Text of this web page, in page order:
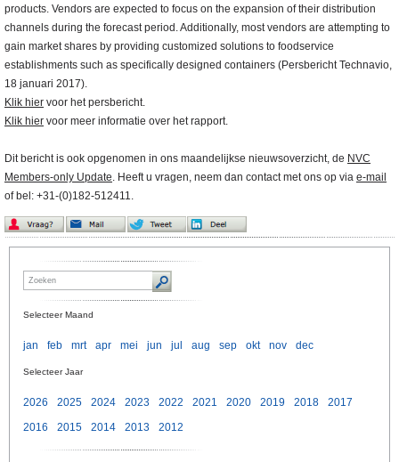
products. Vendors are expected to focus on the expansion of their distribution
channels during the forecast period. Additionally, most vendors are attempting to
gain market shares by providing customized solutions to foodservice
establishments such as specifically designed containers (Persbericht Technavio,
18 januari 2017).
Klik hier voor het persbericht.
Klik hier voor meer informatie over het rapport.
Dit bericht is ook opgenomen in ons maandelijkse nieuwsoverzicht, de NVC
Members-only Update. Heeft u vragen, neem dan contact met ons op via e-mail
of bel: +31-(0)182-512411.
Selecteer Maand
jan feb mrt apr mei jun jul aug sep okt nov dec
Selecteer Jaar
2026 2025 2024 2023 2022 2021 2020 2019 2018
2017
2016
2015 2014 2013 2012